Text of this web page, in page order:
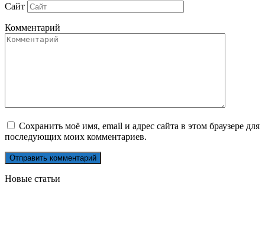
Сайт
Комментарий
Сохранить моё имя, email и адрес сайта в этом браузере для
последующих моих комментариев.
Новые статьи